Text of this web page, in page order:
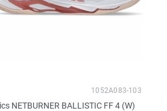
NETBURNER BALLISTIC FF 4 (W)
1052A083-103